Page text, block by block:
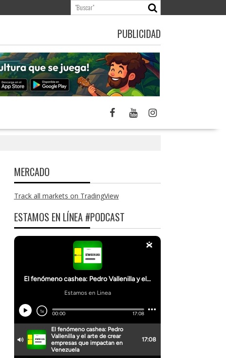
PUBLICIDAD
MERCADO
Track all markets on TradingView
ESTAMOS EN LÍNEA #PODCAST